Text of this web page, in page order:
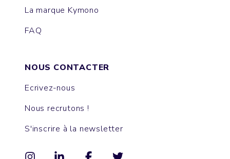
La marque Kymono
FAQ
NOUS CONTACTER
Ecrivez-nous
Nous recrutons !
S'inscrire à la newsletter